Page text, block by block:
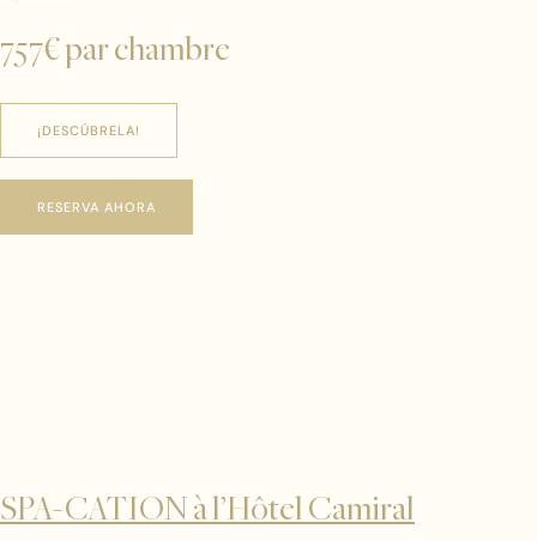
757€ par chambre
¡DESCÚBRELA!
RESERVA AHORA
SPA-CATION à l’Hôtel Camiral